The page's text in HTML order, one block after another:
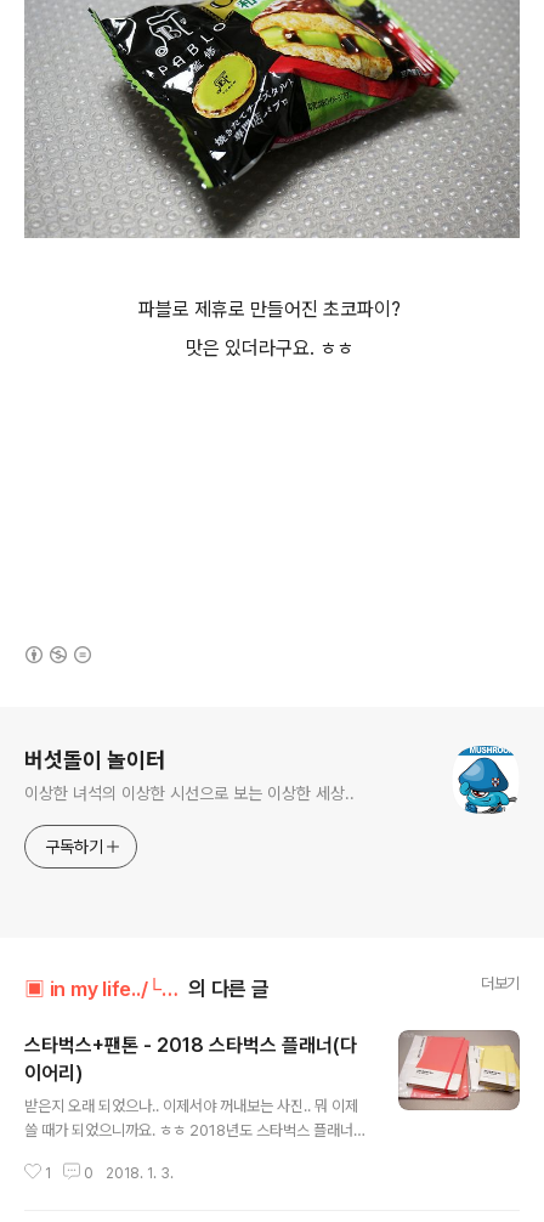
파블로 제휴로 만들어진 초코파이?
맛은 있더라구요. ㅎㅎ
버섯돌이 놀이터
이상한 녀석의 이상한 시선으로 보는 이상한 세상..
구독하기
▣ in my life../└ 만물지름상 의 다른 글 더보기
스타벅스+팬톤 - 2018 스타벅스 플래너(다
이어리)
받은지 오래 되었으나.. 이제서야 꺼내보는 사진.. 뭐 이제
쓸 때가 되었으니까요. ㅎㅎ 2018년도 스타벅스 플래너는
니다. 컬러 전문 업체라고 하는 팬톤. 그래서인지 다양한 컬
1 0 2018. 1. 3.